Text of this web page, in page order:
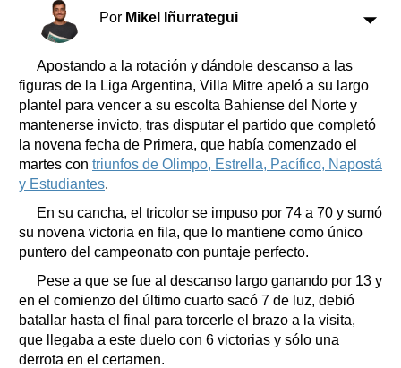
Clasificados
Horóscopo
Suplementos
Servicios
Farmacias
Transportes
Loterías
Datos Útiles
Edictos
Teléfonos de urgencia
Por Mikel Iñurrategui
Apostando a la rotación y dándole descanso a las
figuras de la Liga Argentina, Villa Mitre apeló a su largo
plantel para vencer a su escolta Bahiense del Norte y
mantenerse invicto, tras disputar el partido que completó
la novena fecha de Primera, que había comenzado el
martes con triunfos de Olimpo, Estrella, Pacífico, Napostá
y Estudiantes.
En su cancha, el tricolor se impuso por 74 a 70 y sumó
su novena victoria en fila, que lo mantiene como único
puntero del campeonato con puntaje perfecto.
Pese a que se fue al descanso largo ganando por 13 y
en el comienzo del último cuarto sacó 7 de luz, debió
batallar hasta el final para torcerle el brazo a la visita,
que llegaba a este duelo con 6 victorias y sólo una
derrota en el certamen.